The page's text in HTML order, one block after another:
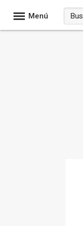
Menú